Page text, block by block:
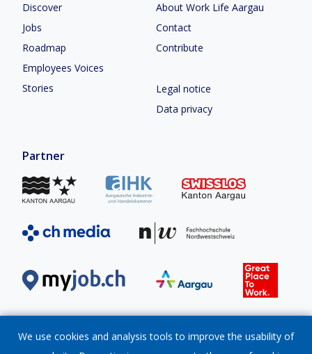
Discover
Jobs
Roadmap
Employees Voices
Stories
About Work Life Aargau
Contact
Contribute
Legal notice
Data privacy
Partner
We use cookies and analysis tools to improve the usability of